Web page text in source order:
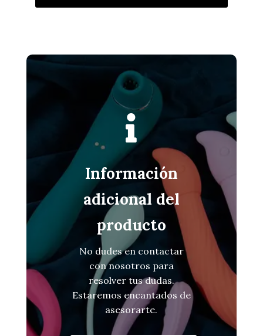

Información
adicional del
producto
No dudes en contactar
con nosotros para
resolver tus dudas.
Estaremos encantados de
asesorarte.